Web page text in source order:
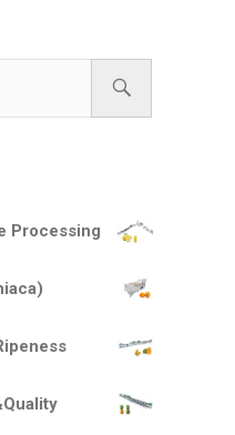
Processing